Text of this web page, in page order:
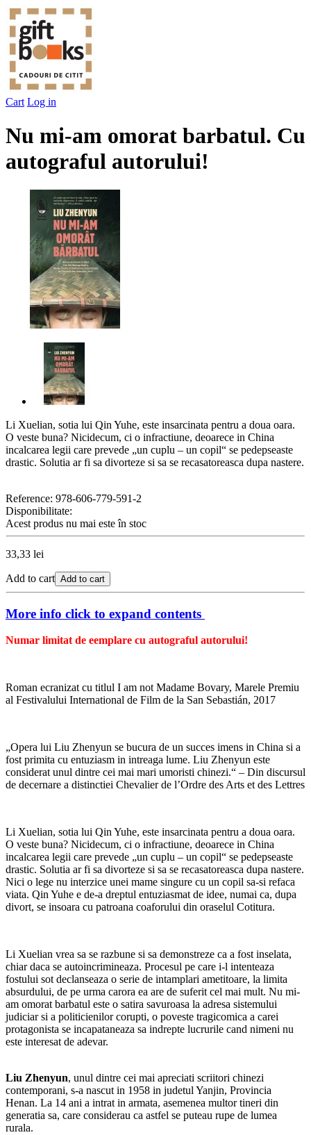
Cart Log in
Nu mi-am omorat barbatul. Cu
autograful autorului!
Li Xuelian, sotia lui Qin Yuhe, este insarcinata pentru a doua oara.
O veste buna? Nicidecum, ci o infractiune, deoarece in China
incalcarea legii care prevede „un cuplu – un copil“ se pedepseaste
drastic. Solutia ar fi sa divorteze si sa se recasatoreasca dupa nastere.
Reference: 978-606-779-591-2
Disponibilitate:
Acest produs nu mai este în stoc
33,33 lei
Add to cart Add to cart
More info click to expand contents
Numar limitat de eemplare cu autograful autorului!
Roman ecranizat cu titlul I am not Madame Bovary, Marele Premiu
al Festivalului International de Film de la San Sebastián, 2017
„Opera lui Liu Zhenyun se bucura de un succes imens in China si a
fost primita cu entuziasm in intreaga lume. Liu Zhenyun este
considerat unul dintre cei mai mari umoristi chinezi.“ – Din discursul
de decernare a distinctiei Chevalier de lʼOrdre des Arts et des Lettres
Li Xuelian, sotia lui Qin Yuhe, este insarcinata pentru a doua oara.
O veste buna? Nicidecum, ci o infractiune, deoarece in China
incalcarea legii care prevede „un cuplu – un copil“ se pedepseaste
drastic. Solutia ar fi sa divorteze si sa se recasatoreasca dupa nastere.
Nici o lege nu interzice unei mame singure cu un copil sa-si refaca
viata. Qin Yuhe e de-a dreptul entuziasmat de idee, numai ca, dupa
divort, se insoara cu patroana coaforului din oraselul Cotitura.
Li Xuelian vrea sa se razbune si sa demonstreze ca a fost inselata,
chiar daca se autoincrimineaza. Procesul pe care i-l intenteaza
fostului sot declanseaza o serie de intamplari ametitoare, la limita
absurdului, de pe urma carora ea are de suferit cel mai mult. Nu mi-
am omorat barbatul este o satira savuroasa la adresa sistemului
judiciar si a politicienilor corupti, o poveste tragicomica a carei
protagonista se incapataneaza sa indrepte lucrurile cand nimeni nu
este interesat de adevar.
Liu Zhenyun, unul dintre cei mai apreciati scriitori chinezi
contemporani, s-a nascut in 1958 in judetul Yanjin, Provincia
Henan. La 14 ani a intrat in armata, asemenea multor tineri din
generatia sa, care considerau ca astfel se puteau rupe de lumea
rurala.